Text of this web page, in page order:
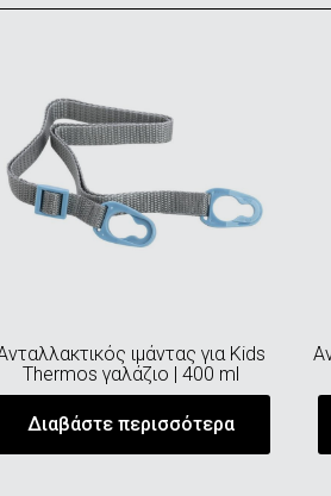
ιμάντας για Kids
Thermos γαλάζιο | 400 ml
Διαβάστε περισσότερα